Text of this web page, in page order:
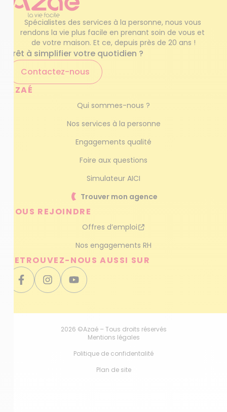
Spécialistes des services à la personne, nous vous
rendons la vie plus facile en prenant soin de vous et
de votre maison. Et ce, depuis près de 20 ans !
Prêt à simplifier votre quotidien ?
Contactez-nous
AZAÉ
Qui sommes-nous ?
Nos services à la personne
Engagements qualité
Foire aux questions
Simulateur AICI
Trouver mon agence
NOUS REJOINDRE
Offres d’emploi
Nos engagements RH
RETROUVEZ-NOUS AUSSI SUR
2026 ©Azaé – Tous droits réservés
Mentions légales
Politique de confidentalité
Plan de site